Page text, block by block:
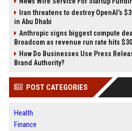
Iran threatens to destroy OpenAI’s
in Abu Dhabi
Anthropic signs biggest compute
Broadcom as revenue run rate hits
How Do Businesses Use Press
Brand Authority?
POST CATEGORIES
Health
Finance